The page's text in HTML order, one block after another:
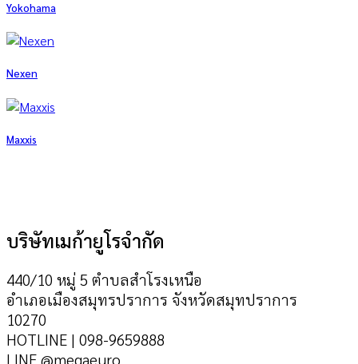
Yokohama
Nexen
Maxxis
บริษัทเมก้ายูโรจำกัด
440/10 หมู่ 5 ตำบลสำโรงเหนือ
อำเภอเมืองสมุทรปราการ จังหวัดสมุทปราการ
10270
HOTLINE | 098-9659888
LINE @megaeuro